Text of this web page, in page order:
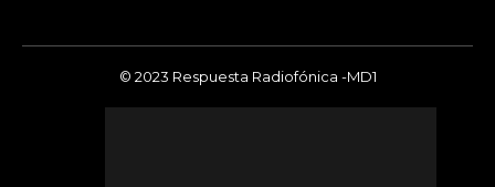
© 2023 Respuesta Radiofónica -MD1